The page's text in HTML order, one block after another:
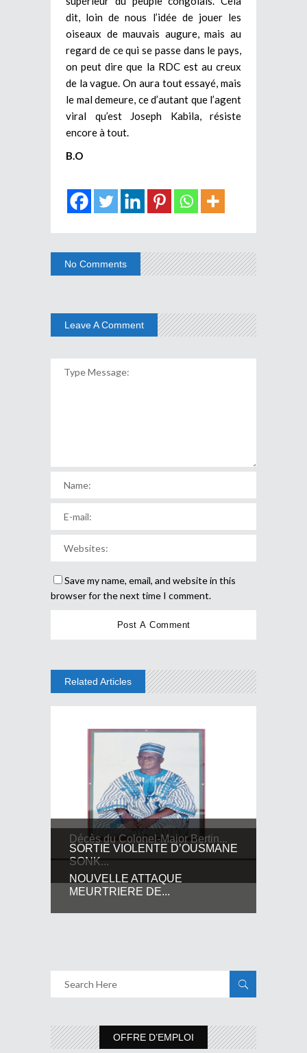
dit, loin de nous l’idée de jouer les
oiseaux de mauvais augure, mais au
regard de ce qui se passe dans le pays,
on peut dire que la RDC est au creux
de la vague. On aura tout essayé, mais
le mal demeure, ce d’autant que l’agent
viral qu’est Joseph Kabila, résiste
encore à tout.
B.O
No Comments
Leave A Comment
Save my name, email, and website in this
browser for the next time I comment.
Related Articles
Décès du Colonel-Major Bertin...
SORTIE VIOLENTE D’OUSMANE
SONK...
NOUVELLE ATTAQUE
MEURTRIERE DE...
OFFRE D’EMPLOI